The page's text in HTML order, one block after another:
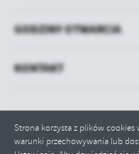
Strona korzysta z plików cookies
warunki przechowywania lub
GODZINY OTWARCIA
KONTAKT